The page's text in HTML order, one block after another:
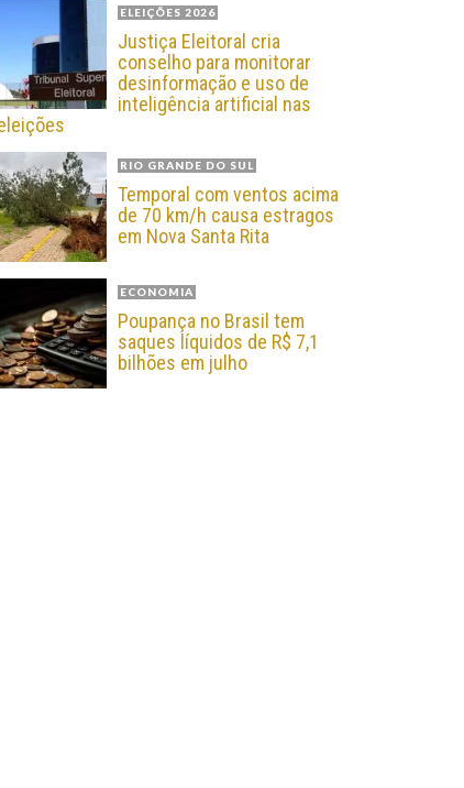
ELEIÇÕES 2026
Justiça Eleitoral cria
conselho para monitorar
desinformação e uso de
inteligência artificial nas
RIO GRANDE DO SUL
Temporal com ventos acima
de 70 km/h causa estragos
em Nova Santa Rita
ECONOMIA
Poupança no Brasil tem
saques líquidos de R$ 7,1
bilhões em julho